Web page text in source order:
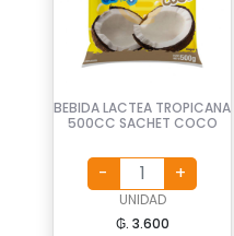
BEBIDA LACTEA TROPICANA
500CC SACHET COCO
UNIDAD
₲. 3.600